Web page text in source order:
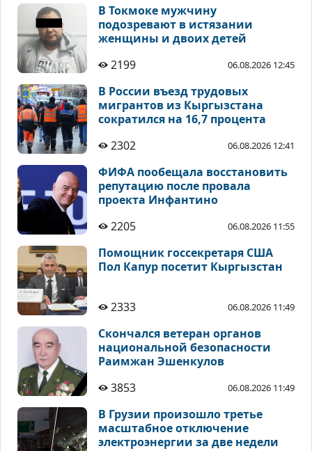
В Токмоке мужчину
подозревают в истязании
женщины и двоих детей
2199
06.08.2026 12:45
В России въезд трудовых
мигрантов из Кыргызстана
сократился на 16,7 процента
2302
06.08.2026 12:41
ФИФА пообещала восстановить
репутацию после провала
проекта Инфантино
2205
06.08.2026 11:55
Помощник госсекретаря США
Пол Капур посетит Кыргызстан
2333 06.08.2026 11:49
Скончался ветеран органов
национальной безопасности
Раимжан Эшенкулов
3853
06.08.2026 11:49
В Грузии произошло третье
масштабное отключение
электроэнергии за две недели